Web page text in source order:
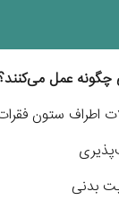
عمل
اطراف ستون
بدنی